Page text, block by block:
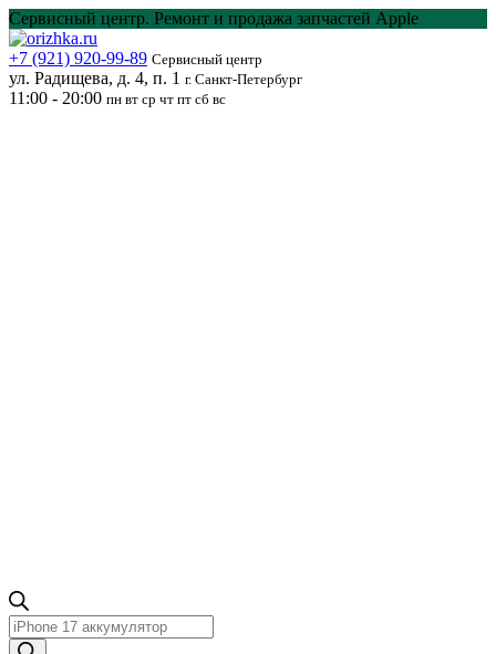
Перейти
к
содержанию
Сервисный центр. Ремонт и продажа запчастей Apple
+7 (921) 920-99-89 Сервисный центр
ул. Радищева, д. 4, п. 1 г. Санкт-Петербург
11:00 - 20:00 пн вт ср чт пт сб вс
Поиск
товаров